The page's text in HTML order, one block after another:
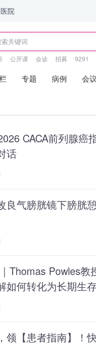
院
公开课 会诊 招募 9291
专题 病例 会
2026 CACA前列腺
话
良气膀胱镜下膀胱
Thomas Powles教
如何转化为长期生
领【患者指南】！